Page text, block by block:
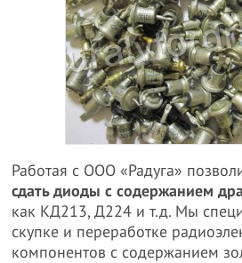
Работая с ООО «Радуга»
сдать диоды с содержанием
как КД213, Д224 и т.д. Мы
скупке и переработке
компонентов с содержанием